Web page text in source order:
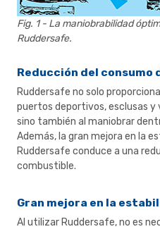
Fig. 1 - La maniobrabilidad
Ruddersafe.
Reducción del consumo
Ruddersafe no solo
puertos deportivos, esclusas y
sino también al maniobrar
Además, la gran mejora en la
Ruddersafe conduce a una
combustible.
Gran mejora en la
Al utilizar Ruddersafe, no es